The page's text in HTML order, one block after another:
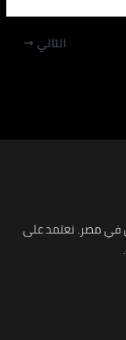
التالي
في مصر. نعتمد على